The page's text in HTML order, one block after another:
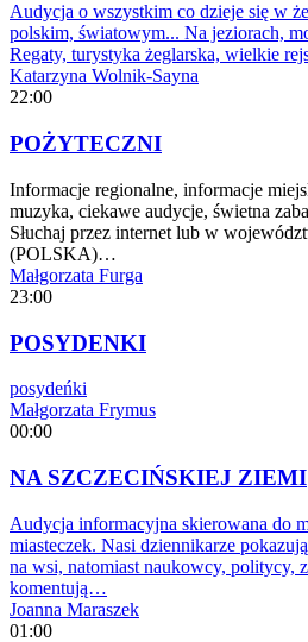
Audycja o wszystkim co dzieje się w
polskim, światowym... Na jeziorach,
Regaty, turystyka żeglarska, wielkie
Katarzyna Wolnik-Sayna
22:00
POŻYTECZNI
Informacje regionalne, informacje
muzyka, ciekawe audycje, świetna
Słuchaj przez internet lub w
(POLSKA)…
Małgorzata Furga
23:00
POSYDENKI
posydeńki
Małgorzata Frymus
00:00
NA SZCZECIŃSKIEJ ZIEMI
Audycja informacyjna skierowana do
miasteczek. Nasi dziennikarze
na wsi, natomiast naukowcy, politycy,
komentują…
Joanna Maraszek
01:00